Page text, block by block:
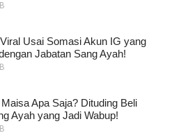
Usai Somasi Akun IG yang
Jabatan Sang Ayah!
Apa Saja? Dituding Beli
Ayah yang Jadi Wabup!